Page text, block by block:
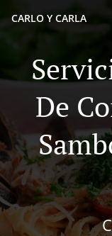
CARLO Y CARLA
De